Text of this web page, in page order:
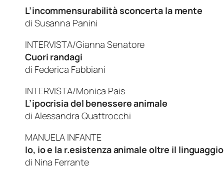
L’incommensurabilità sconcerta la mente
di Susanna Panini
INTERVISTA/Gianna Senatore
Cuori randagi
di Federica Fabbiani
INTERVISTA/Monica Pais
L’ipocrisia del benessere animale
di Alessandra Quattrocchi
MANUELA INFANTE
Io, io e la r.esistenza animale oltre il linguaggio
di Nina Ferrante